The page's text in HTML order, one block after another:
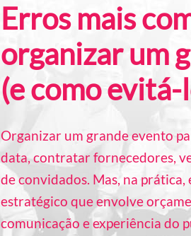
Erros mais
organizar um
(e como evitá-
Organizar um grande evento
data, contratar fornecedores,
de convidados. Mas, na
estratégico que envolve
comunicação e experiência do